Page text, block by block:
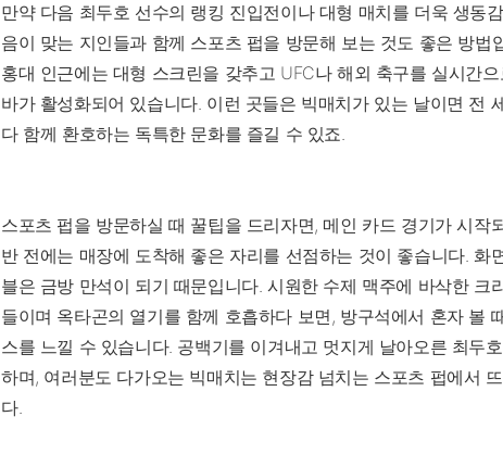
만약 다음 최두호 선수의 랭킹 진입전이나 대형 매치를 더욱 생동
음이 맞는 지인들과 함께 스포츠 펍을 방문해 보는 것도 좋은 방법
홍대 인근에는 대형 스크린을 갖추고 UFC나 해외 축구를 실시간
바가 활성화되어 있습니다. 이런 곳들은 빅매치가 있는 날이면 전
다 함께 환호하는 독특한 문화를 즐길 수 있죠.
스포츠 펍을 방문하실 때 꿀팁을 드리자면, 메인 카드 경기가 시작
반 전에는 매장에 도착해 좋은 자리를 선점하는 것이 좋습니다. 화
블은 금방 만석이 되기 때문입니다. 시원한 수제 맥주에 바삭한 크
들이며 옥타곤의 열기를 함께 호흡하다 보면, 방구석에서 혼자 볼
스를 느낄 수 있습니다. 공백기를 이겨내고 멋지게 날아오른 최두
하며, 여러분도 다가오는 빅매치는 현장감 넘치는 스포츠 펍에서
다.